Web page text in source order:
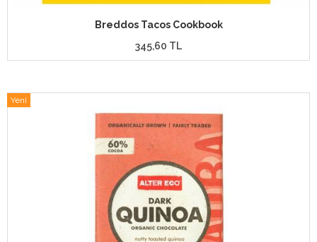
Breddos Tacos Cookbook
345,60 TL
Yeni